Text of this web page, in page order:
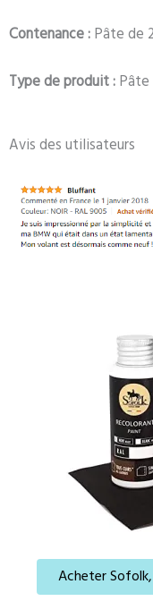
Contenance :Pâte de
Type de produit :
Avis des utilisateurs
Acheter